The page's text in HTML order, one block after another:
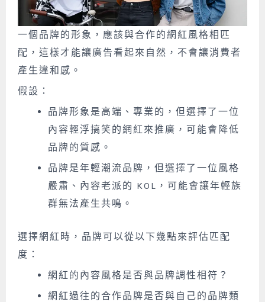
一個品牌的形象，應該與合作的網紅風格相匹
配，這樣才能讓廣告看起來自然，不會讓消費者
產生違和感。
假設：
品牌形象是高端、專業的，但選擇了一位
內容輕浮搞笑的網紅來推廣，可能會降低
品牌的質感。
品牌是年輕潮流品牌，但選擇了一位風格
嚴肅、內容老派的 KOL，可能會讓年輕族
群無法產生共鳴。
選擇網紅時，品牌可以從以下幾點來評估匹配
度：
網紅的內容風格是否與品牌調性相符？
網紅過往的合作品牌是否與自己的品牌類